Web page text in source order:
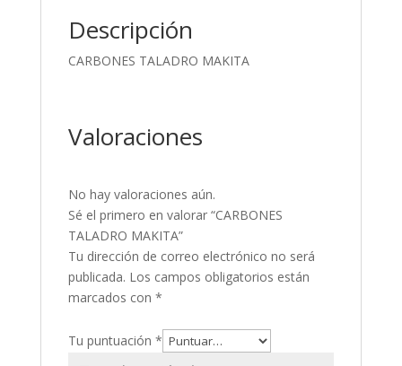
Descripción
CARBONES TALADRO MAKITA
Valoraciones
No hay valoraciones aún.
Sé el primero en valorar “CARBONES
TALADRO MAKITA”
Tu dirección de correo electrónico no será
publicada. Los campos obligatorios están
marcados con *
Tu puntuación *